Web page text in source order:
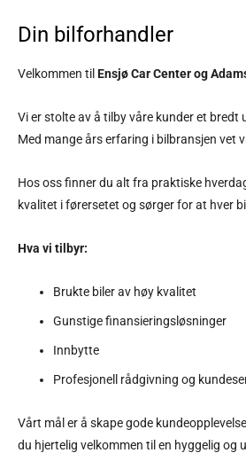
Din bilforhandler
Velkommen til Ensjø Car Center og
Vi er stolte av å tilby våre kunder et
Med mange års erfaring i bilbransjen vet
Hos oss finner du alt fra praktiske
kvalitet i førersetet og sørger for at hver
Hva vi tilbyr:
Brukte biler av høy kvalitet
Gunstige finansieringsløsninger
Innbytte
Profesjonell rådgivning og
Vårt mål er å skape gode
du hjertelig velkommen til en hyggelig og